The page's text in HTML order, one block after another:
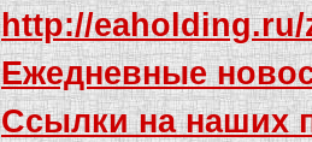
http://eaholding.ru/
Ежедневные
Ссылки на наших